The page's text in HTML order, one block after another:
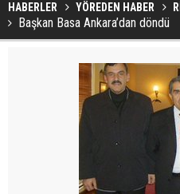
HABERLER YÖREDEN HABER
Başkan Basa Ankara’dan döndü